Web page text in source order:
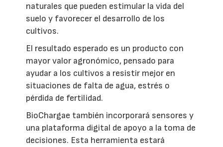
naturales que pueden estimular la vida del
suelo y favorecer el desarrollo de los
cultivos.
El resultado esperado es un producto con
mayor valor agronómico, pensado para
ayudar a los cultivos a resistir mejor en
situaciones de falta de agua, estrés o
pérdida de fertilidad.
BioChargae también incorporará sensores y
una plataforma digital de apoyo a la toma de
decisiones. Esta herramienta estará